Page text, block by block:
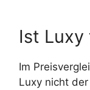
Ist
Im
Luxy nicht